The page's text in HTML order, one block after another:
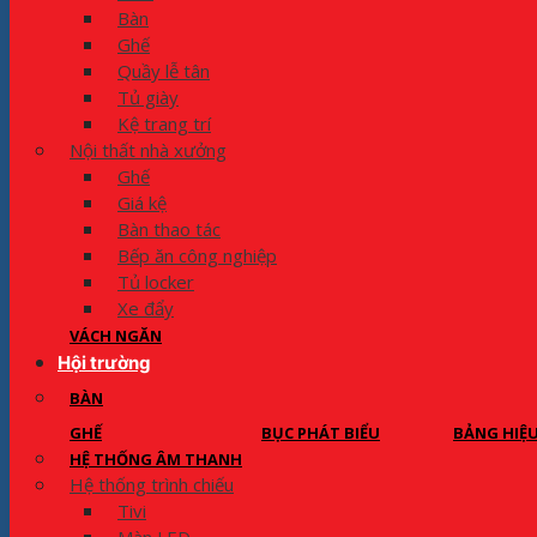
Bàn
Ghế
Quầy lễ tân
Tủ giày
Kệ trang trí
Nội thất nhà xưởng
Ghế
Giá kệ
Bàn thao tác
Bếp ăn công nghiệp
Tủ locker
Xe đẩy
VÁCH NGĂN
Hội trường
BÀN
GHẾ
BỤC PHÁT BIỂU
BẢNG
HỆ THỐNG ÂM THANH
Hệ thống trình chiếu
Tivi